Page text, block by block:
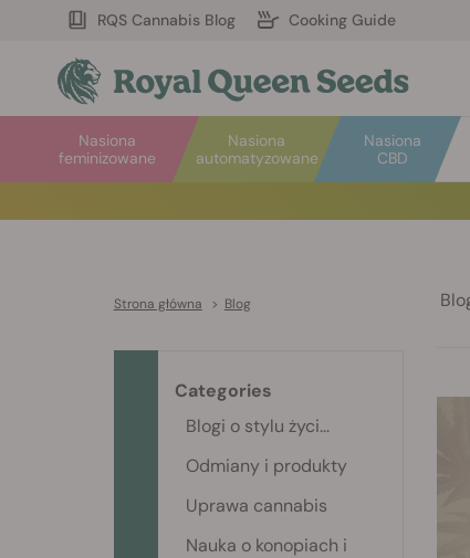
RQS Cannabis Blog Cooking Guide
Nasiona
automatyzowane
Nasiona
feminizowane
Nasiona
CBD
Strona główna > Blog
Categories
Blogi o stylu życi...
Odmiany i produkty
Uprawa cannabis
Nauka o konopiach i